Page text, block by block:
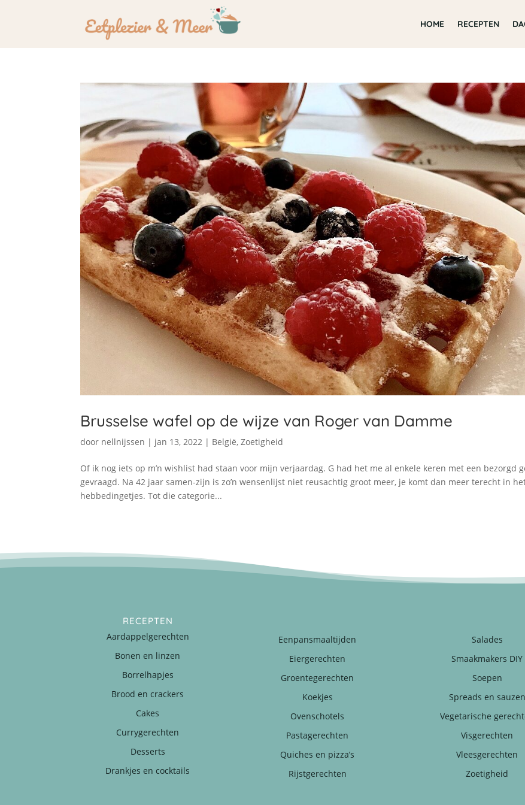
HOME RECEPTEN
Brusselse wafel op de wijze van Roger van Damme
door nellnijssen | jan 13, 2022 | België,Zoetigheid
Of ik nog iets op m’n wishlist had staan voor mijn verjaardag. G had het me al enkele keren met een bezorgd
gevraagd. Na 42 jaar samen-zijn is zo’n wensenlijst niet reusachtig groot meer, je komt dan meer terecht in
hebbedingetjes. Tot die categorie...
RECEPTEN
Aardappelgerechten
Bonen en linzen
Borrelhapjes
Brood en crackers
Cakes
Currygerechten
Desserts
Drankjes en cocktails
Eenpansmaaltijden
Eiergerechten
Groentegerechten
Koekjes
Ovenschotels
Pastagerechten
Quiches en pizza’s
Rijstgerechten
Salades
Smaakmakers DIY
Soepen
Spreads en sauzen
Vegetarische
Visgerechten
Vleesgerechten
Zoetigheid